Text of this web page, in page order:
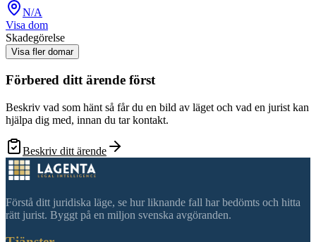
N/A
Visa dom
Skadegörelse
Visa fler domar
Förbered ditt ärende först
Beskriv vad som hänt så får du en bild av läget och vad en jurist kan
hjälpa dig med, innan du tar kontakt.
Beskriv ditt ärende
Förstå ditt juridiska läge, se hur liknande fall har bedömts och hitta
rätt jurist. Byggt på en miljon svenska avgöranden.